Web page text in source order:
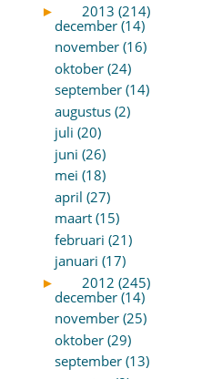
►
2013 (214)
december (14)
november (16)
oktober (24)
september (14)
augustus (2)
juli (20)
juni (26)
mei (18)
april (27)
maart (15)
februari (21)
januari (17)
►
2012 (245)
december (14)
november (25)
oktober (29)
september (13)